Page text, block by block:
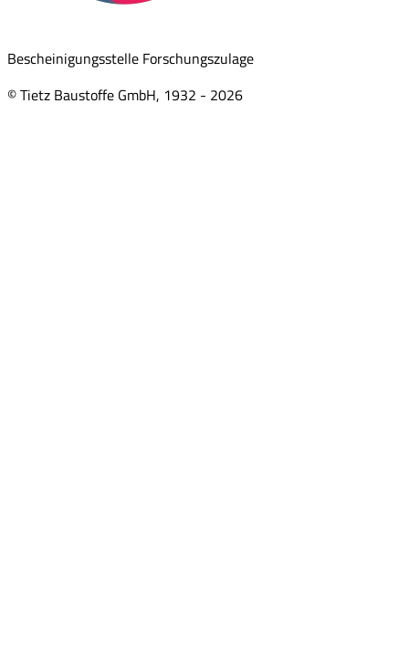
Bescheinigungsstelle Forschungszulage
© Tietz Baustoffe GmbH, 1932 - 2026